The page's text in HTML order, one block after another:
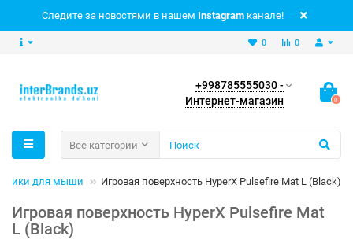
Следите за новостями в нашем Instagram канале!
0
0
+998785555030 -
Интернет-магазин
0
Все категории
для мыши Игровая поверхность HyperX Pulsefire Mat L (Black)
Игровая поверхность HyperX Pulsefire Mat
L (Black)